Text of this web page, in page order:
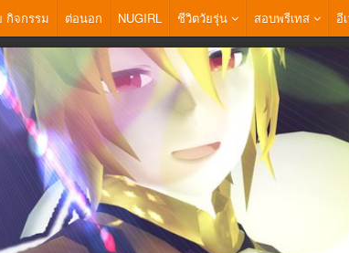
กิจกรรม ต่อนอก NUGIRL ชีวิตวัยรุ่น สอบพรีเทส อี